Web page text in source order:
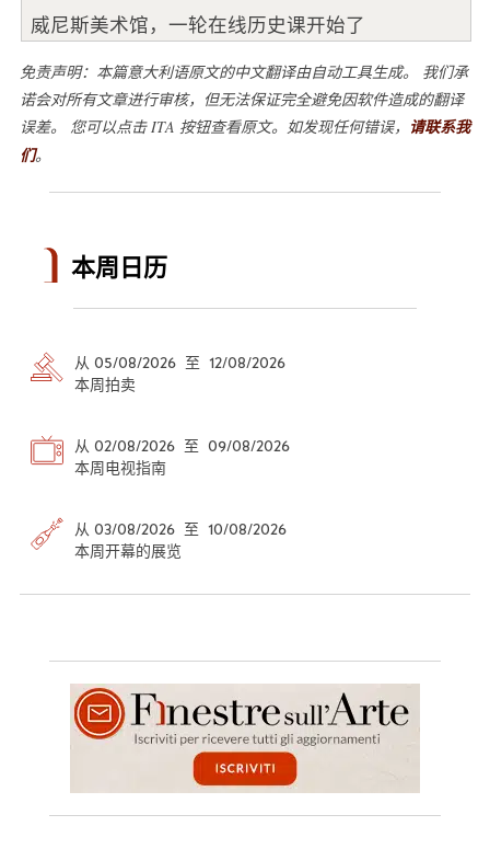
威尼斯美术馆，一轮在线历史课开始了
免责声明：本篇意大利语原文的中文翻译由自动工具生成。 我们承
诺会对所有文章进行审核，但无法保证完全避免因软件造成的翻译
误差。 您可以点击 ITA 按钮查看原文。如发现任何错误， 请联系我
们。
本周日历
从 05/08/2026 至 12/08/2026
本周拍卖
从 02/08/2026 至 09/08/2026
本周电视指南
从 03/08/2026 至 10/08/2026
本周开幕的展览